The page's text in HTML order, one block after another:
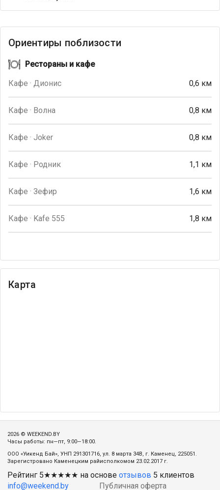
Ориентиры поблизости
Рестораны и кафе
Кафе · Дионис 0,6 км
Кафе · Волна 0,8 км
Кафе · Joker 0,8 км
Кафе · Родник 1,1 км
Кафе · Зефир 1,6 км
Кафе · Kafe 555 1,8 км
Карта
2026 © WEEKEND.BY
Часы работы: пн—пт, 9:00—18:00.
ООО «Уикенд Бай», УНП 291301716, ул. 8 марта 34В, г. Каменец, 225051.
Зарегистровано Каменецким райисполкомом 23.02.2017 г.
Рейтинг 5★★★★★ на основе отзывов 5 клиентов
info@weekend.by
Публичная оферта